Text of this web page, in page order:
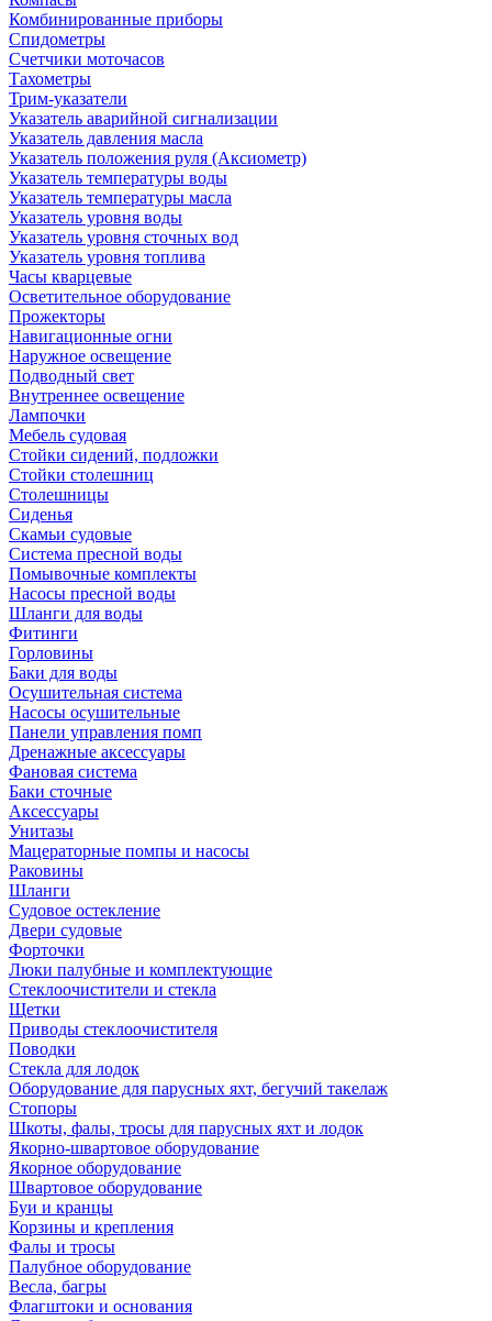
Комбинированные приборы
Спидометры
Счетчики моточасов
Тахометры
Трим-указатели
Указатель аварийной сигнализации
Указатель давления масла
Указатель положения руля (Аксиометр)
Указатель температуры воды
Указатель температуры масла
Указатель уровня воды
Указатель уровня сточных вод
Указатель уровня топлива
Часы кварцевые
Осветительное оборудование
Прожекторы
Навигационные огни
Наружное освещение
Подводный свет
Внутреннее освещение
Лампочки
Мебель судовая
Стойки сидений, подложки
Стойки столешниц
Столешницы
Сиденья
Скамьи судовые
Система пресной воды
Помывочные комплекты
Насосы пресной воды
Шланги для воды
Фитинги
Горловины
Баки для воды
Осушительная система
Насосы осушительные
Панели управления помп
Дренажные аксессуары
Фановая система
Баки сточные
Аксессуары
Унитазы
Мацераторные помпы и насосы
Раковины
Шланги
Судовое остекление
Двери судовые
Форточки
Люки палубные и комплектующие
Стеклоочистители и стекла
Щетки
Приводы стеклоочистителя
Поводки
Стекла для лодок
Оборудование для парусных яхт, бегучий такелаж
Стопоры
Шкоты, фалы, тросы для парусных яхт и лодок
Якорно-швартовое оборудование
Якорное оборудование
Швартовое оборудование
Буи и кранцы
Корзины и крепления
Фалы и тросы
Палубное оборудование
Весла, багры
Флагштоки и основания